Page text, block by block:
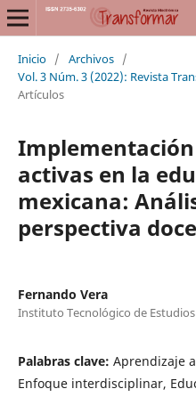
Inicio / Archivos /
Vol. 3 Núm. 3 (2022): Revista
Artículos
activas en la
mexicana:
perspectiva
Fernando Vera
Instituto Tecnológico de
Palabras clave: Aprendizaje
Enfoque interdisciplinar,